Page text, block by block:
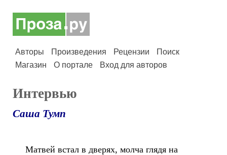
Авторы Произведения Рецензии
Поиск
Магазин
О портале Вход для авторов
Интервью
Саша Тумп
Матвей встал в дверях, молча глядя на